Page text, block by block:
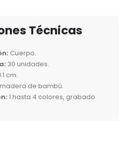
Técnicas
Cuerpo.
30 unidades.
cm.
de bambú.
1 hasta 4 colores, grabado